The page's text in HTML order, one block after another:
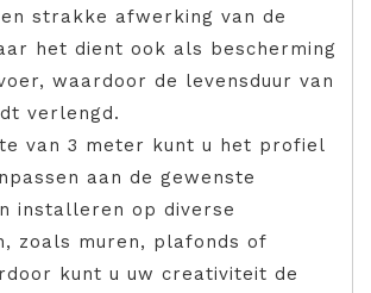
strakke afwerking van de
het dient ook als bescherming
waardoor de levensduur van
verlengd.
van 3 meter kunt u het profiel
aan de gewenste
installeren op diverse
zoals muren, plafonds of
kunt u uw creativiteit de